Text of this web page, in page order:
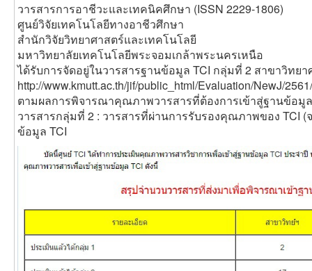
วารสารการอาชีวะและเทคนิคศึกษา (ISSN 2229-1806)
ศูนย์วิจัยเทคโนโลยีทางอาชีวศึกษา
สำนักวิจัยวิทยาศาสตร์และเทคโนโลยี
มหาวิทยาลัยเทคโนโลยีพระจอมเกล้าพระนครเหนือ
ได้รับการจัดอยู่ในวารสารฐานข้อมูล TCI กลุ่มที่ 2 สาขาวิทย
http://www.kmutt.ac.th/jif/public_html/Evaluation/NewJ/
ตามผลการพิจารณาคุณภาพวารสารที่ต้องการเข้าสู่ฐานข้อมูล
วารสารกลุ่มที่ 2 : วารสารที่ผ่านการรับรองคุณภาพของ TCI
ข้อมูล TCI